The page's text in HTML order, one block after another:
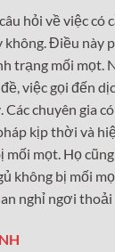
hỏi về việc có
không. Điều này
trạng mối mọt.
việc gọi đến
chuyên gia
kịp thời và
mọt. Họ
không bị mối
nghỉ ngơi thoải